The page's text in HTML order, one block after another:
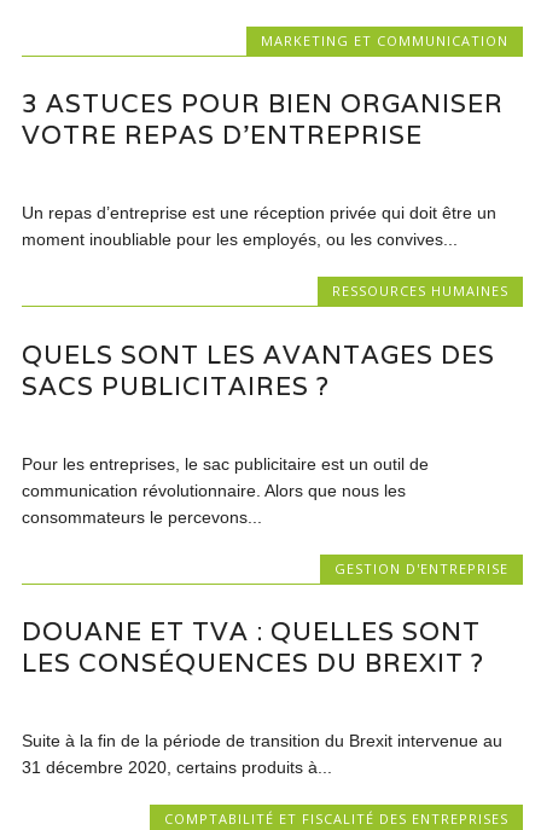
MARKETING ET COMMUNICATION
3 ASTUCES POUR BIEN ORGANISER
VOTRE REPAS D’ENTREPRISE
Un repas d’entreprise est une réception privée qui doit être un
moment inoubliable pour les employés, ou les convives...
RESSOURCES HUMAINES
QUELS SONT LES AVANTAGES DES
SACS PUBLICITAIRES ?
Pour les entreprises, le sac publicitaire est un outil de
communication révolutionnaire. Alors que nous les
consommateurs le percevons...
GESTION D'ENTREPRISE
DOUANE ET TVA : QUELLES SONT
LES CONSÉQUENCES DU BREXIT ?
Suite à la fin de la période de transition du Brexit intervenue au
31 décembre 2020, certains produits à...
COMPTABILITÉ ET FISCALITÉ DES ENTREPRISES